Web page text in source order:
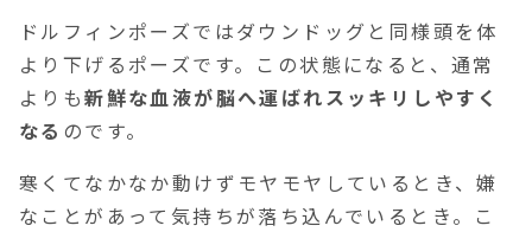
ドルフィンポーズではダウンドッグと同様頭を体
より下げるポーズです。この状態になると、通常
よりも新鮮な血液が脳へ運ばれスッキリしやすく
なる のです。
寒くてなかなか動けずモヤモヤしているとき、嫌
なことがあって気持ちが落ち込んでいるとき。こ